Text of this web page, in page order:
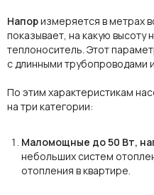
Напоризмеряется в метрах
показывает, на какую высоту
теплоноситель. Этот
с длинными трубопроводами
По этим характеристикам
на три категории:
Маломощные до 50 Вт,
небольших систем
отопления в квартире.